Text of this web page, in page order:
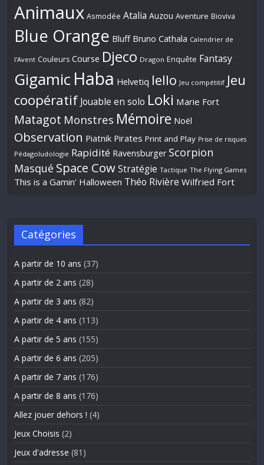
Animaux Asmodée Atalia Auzou Aventure Bioviva
Blue Orange Bluff Bruno Cathala Calendrier de
l'Avent Couleurs Course Djeco Dragon Enquête Fantasy
Gigamic Haba Helvetiq Iello Jeu compétitif Jeu
coopératif Jouable en solo Loki Marie Fort
Matagot Monstres Mémoire Noël
Observation Piatnik Pirates Print and Play Prise de risques
Pédagoludologie Rapidité Ravensburger Scorpion
Masqué Space Cow Stratégie Tactique The Flying Games
This is a Gamin' Halloween Théo Rivière Wilfried Fort
Catégories
A partir de 10 ans (37)
A partir de 2 ans (28)
A partir de 3 ans (82)
A partir de 4 ans (113)
A partir de 5 ans (155)
A partir de 6 ans (205)
A partir de 7 ans (176)
A partir de 8 ans (176)
Allez jouer dehors ! (4)
Jeux Choisis (2)
Jeux d'adresse (81)